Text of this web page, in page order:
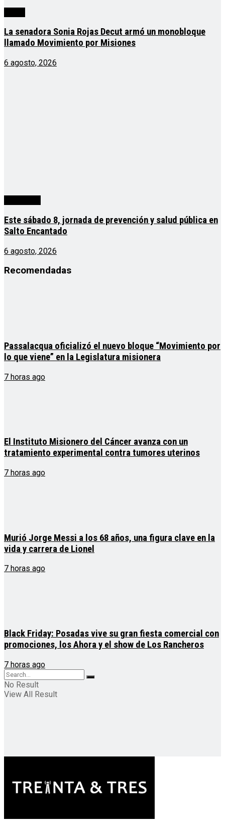
La senadora Sonia Rojas Decut armó un monobloque
llamado Movimiento por Misiones
6 agosto, 2026
Este sábado 8, jornada de prevención y salud pública en
Salto Encantado
6 agosto, 2026
Recomendadas
Passalacqua oficializó el nuevo bloque “Movimiento por
lo que viene” en la Legislatura misionera
7 horas ago
El Instituto Misionero del Cáncer avanza con un
tratamiento experimental contra tumores uterinos
7 horas ago
Murió Jorge Messi a los 68 años, una figura clave en la
vida y carrera de Lionel
7 horas ago
Black Friday: Posadas vive su gran fiesta comercial con
promociones, los Ahora y el show de Los Rancheros
7 horas ago
No Result
View All Result